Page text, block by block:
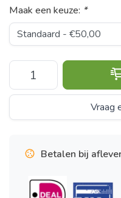
Maak een keuze: *
Vraag
Betalen bij